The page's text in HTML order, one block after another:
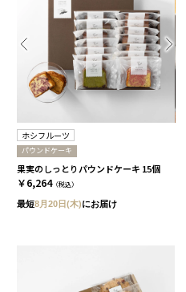
ホシフルーツ
パウンドケーキ
果実のしっとりパウンドケーキ 15個
￥6,264（税込）
最短8月20日(木)にお届け